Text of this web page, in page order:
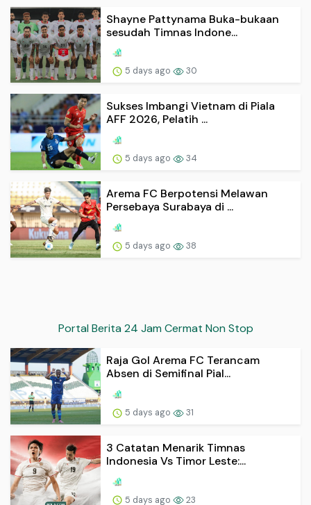
Shayne Pattynama Buka-bukaan
sesudah Timnas Indone...
5 days ago 30
Sukses Imbangi Vietnam di Piala
AFF 2026, Pelatih ...
5 days ago 34
Arema FC Berpotensi Melawan
Persebaya Surabaya di ...
5 days ago 38
Portal Berita 24 Jam Cermat Non Stop
Raja Gol Arema FC Terancam
Absen di Semifinal Pial...
5 days ago 31
3 Catatan Menarik Timnas
Indonesia Vs Timor Leste:...
5 days ago 23